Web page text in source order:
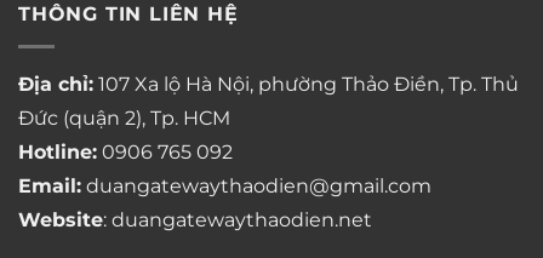
THÔNG TIN LIÊN HỆ
Địa chỉ: 107 Xa lộ Hà Nội, phường Thảo Điền, Tp. Thủ
Đức (quận 2), Tp. HCM
Hotline: 0906 765 092
Email: duangatewaythaodien@gmail.com
Website: duangatewaythaodien.net